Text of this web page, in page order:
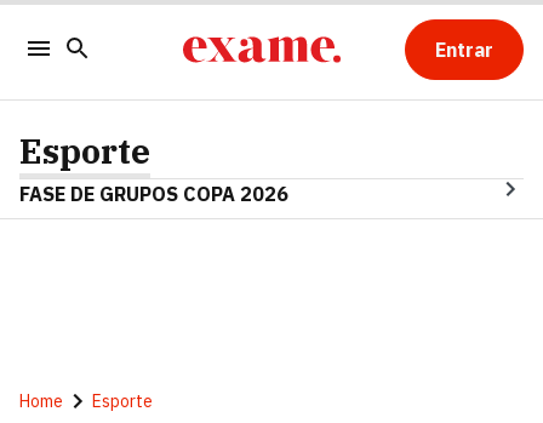
Entrar
Esporte
FASE DE GRUPOS COPA 2026
Home Esporte